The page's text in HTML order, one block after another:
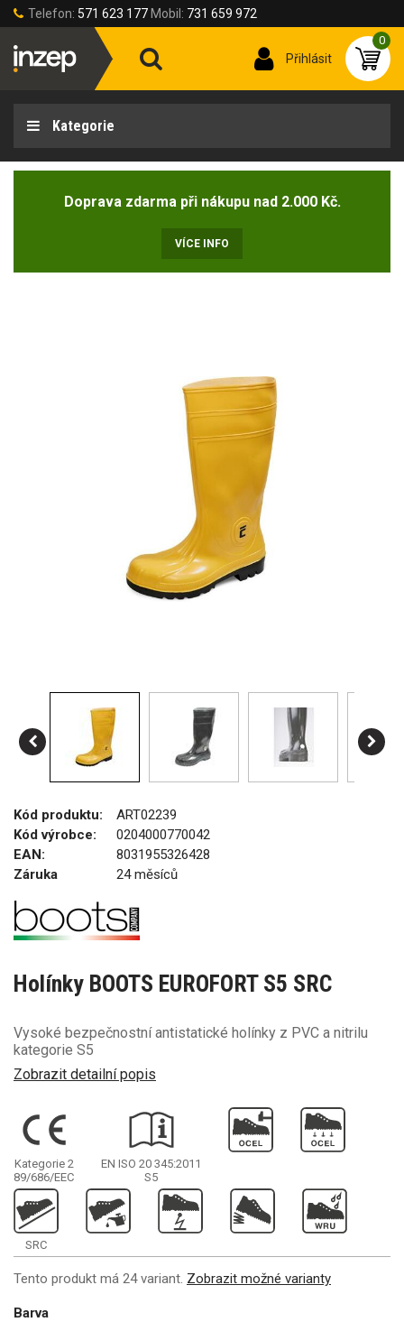
Telefon: 571 623 177 Mobil: 731 659 972
Přihlásit
0
Kategorie
Doprava zdarma při nákupu nad 2.000 Kč.
VÍCE INFO
Kód produktu:
ART02239
Kód výrobce:
0204000770042
EAN:
8031955326428
Záruka
24 měsíců
Holínky BOOTS EUROFORT S5 SRC
Vysoké bezpečnostní antistatické holínky z PVC a nitrilu
kategorie S5
Zobrazit detailní popis
Kategorie 2
89/686/EEC
EN ISO 20 345:2011
S5
SRC
Tento produkt má 24 variant. Zobrazit možné varianty
Barva